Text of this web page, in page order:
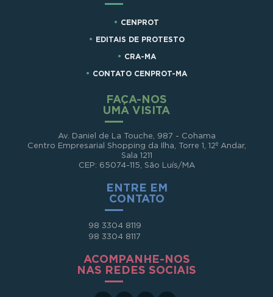
CENPROT
EDITAIS DE PROTESTO
CRA-MA
CONTATO CENPROT-MA
FAÇA-NOS
UMA VISITA
Av. Daniel de La Touche, 987 - Cohama
Centro Empresarial Shopping da Ilha, Torre 1, 12º Andar,
Sala 1211
CEP: 65074-115, São Luís/MA
ENTRE EM
CONTATO
98 3304 8119
98 3304 8117
ACOMPANHE-NOS
NAS REDES SOCIAIS